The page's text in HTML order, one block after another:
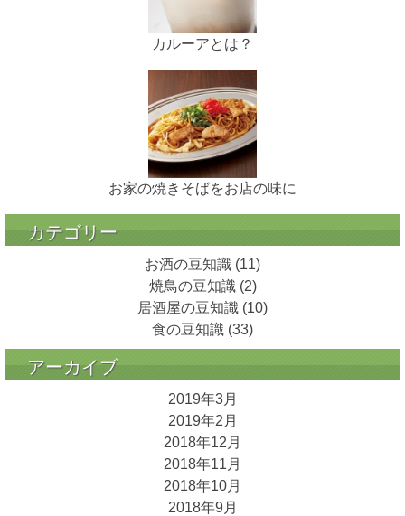
カルーアとは？
お家の焼きそばをお店の味に
カテゴリー
お酒の豆知識 (11)
焼鳥の豆知識(2)
居酒屋の豆知識 (10)
食の豆知識 (33)
アーカイブ
2019年3月
2019年2月
2018年12月
2018年11月
2018年10月
2018年9月